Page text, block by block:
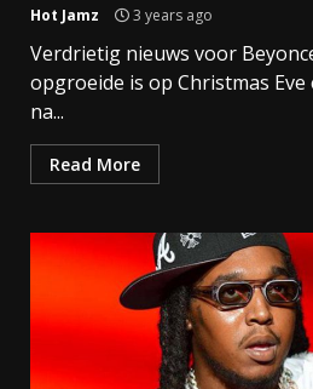
Hot Jamz 3 years ago
Verdrietig nieuws voor
opgroeide is op Christmas
na...
Read More